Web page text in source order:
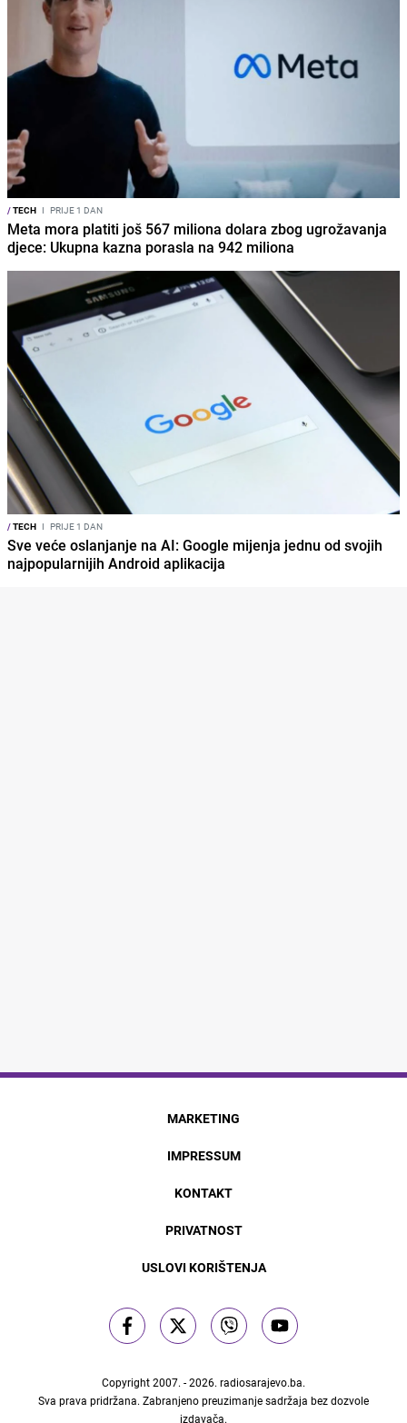
/TECH I PRIJE 1 DAN
Meta mora platiti još 567 miliona dolara zbog ugrožavanja
djece: Ukupna kazna porasla na 942 miliona
/TECH I PRIJE 1 DAN
Sve veće oslanjanje na AI: Google mijenja jednu od svojih
najpopularnijih Android aplikacija
MARKETING
IMPRESSUM
KONTAKT
PRIVATNOST
USLOVI KORIŠTENJA
Copyright 2007. - 2026. radiosarajevo.ba.
Sva prava pridržana. Zabranjeno preuzimanje sadržaja bez dozvole
izdavača.